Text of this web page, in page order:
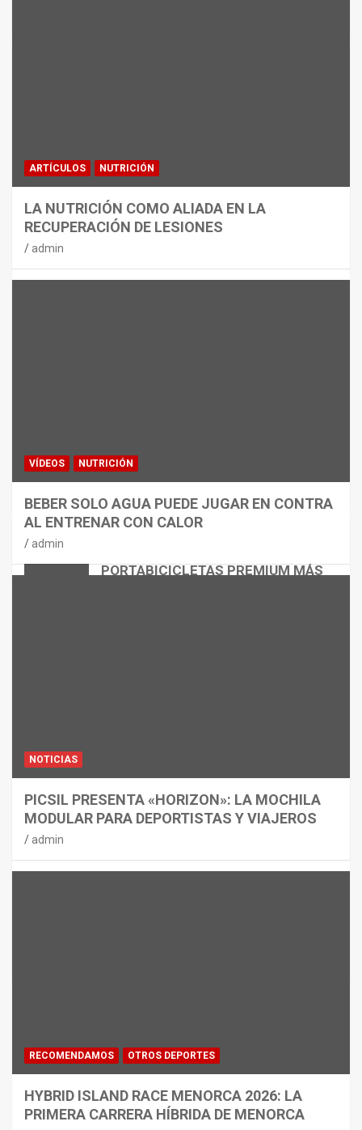
PORTABICICLETAS PREMIUM MÁS
ARTÍCULOS NUTRICIÓN
LA NUTRICIÓN COMO ALIADA EN LA
RECUPERACIÓN DE LESIONES
admin
VÍDEOS NUTRICIÓN
BEBER SOLO AGUA PUEDE JUGAR EN CONTRA
AL ENTRENAR CON CALOR
admin
NOTICIAS
PICSIL PRESENTA «HORIZON»: LA MOCHILA
MODULAR PARA DEPORTISTAS Y VIAJEROS
admin
RECOMENDAMOS OTROS DEPORTES
HYBRID ISLAND RACE MENORCA 2026: LA
PRIMERA CARRERA HÍBRIDA DE MENORCA